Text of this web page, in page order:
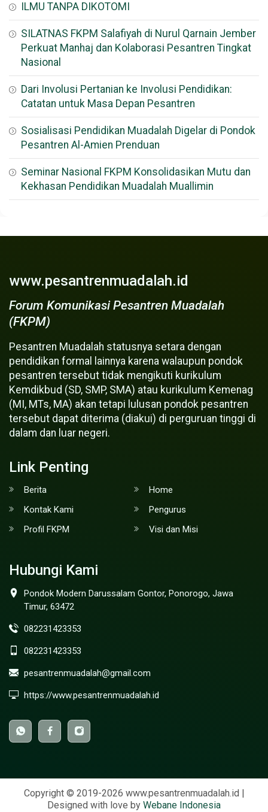
ILMU TANPA DIKOTOMI
SILATNAS FKPM Salafiyah di Nurul Qarnain Jember
Perkuat Manhaj dan Kolaborasi Pesantren Tingkat
Nasional
Dari Involusi Pertanian ke Involusi Pendidikan:
Catatan untuk Masa Depan Pesantren
Sosialisasi Pendidikan Muadalah Digelar di Pondok
Pesantren Al-Amien Prenduan
Seminar Nasional FKPM Konsolidasikan Mutu dan
Kekhasan Pendidikan Muadalah Muallimin
www.pesantrenmuadalah.id
Forum Komunikasi Pesantren Muadalah
(FKPM)
Pesantren Muadalah statusnya setara dengan
pendidikan formal lainnya karena walaupun pondok
pesantren tersebut tidak mengikuti kurikulum
Kemdikbud (SD, SMP, SMA) atau kurikulum Kemenag
(MI, MTs, MA) akan tetapi lulusan pondok pesantren
tersebut dapat diterima (diakui) di perguruan tinggi di
dalam dan luar negeri.
Link Penting
Berita
Home
Kontak Kami
Pengurus
Profil FKPM
Visi dan Misi
Hubungi Kami
Pondok Modern Darussalam Gontor, Ponorogo, Jawa
Timur, 63472
082231423353
082231423353
pesantrenmuadalah@gmail.com
https://www.pesantrenmuadalah.id
Copyright © 2019-2026 www.pesantrenmuadalah.id |
Designed with love by Webane Indonesia